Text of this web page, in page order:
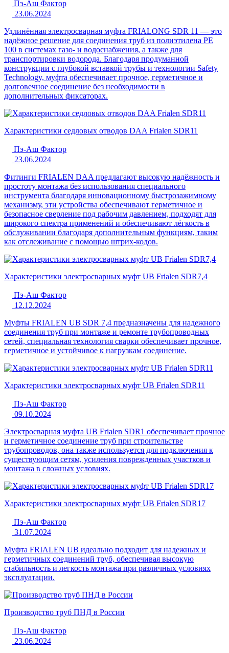
Пэ-Аш Фактор
23.06.2024
Удлинённая электросварная муфта FRIALONG SDR 11 — это
надёжное решение для соединения труб из полиэтилена PE
100 в системах газо- и водоснабжения, а также для
транспортировки водорода. Благодаря продуманной
конструкции с глубокой вставкой трубы и технологии Safety
Technology, муфта обеспечивает прочное, герметичное и
долговечное соединение без необходимости в
дополнительных фиксаторах.
Характеристики седловых отводов DAA Frialen SDR11
Пэ-Аш Фактор
23.06.2024
Фитинги FRIALEN DAA предлагают высокую надёжность и
простоту монтажа без использования специального
инструмента благодаря инновационному быстрозажимному
механизму, эти устройства обеспечивают герметичное и
безопасное сверление под рабочим давлением, подходят для
широкого спектра применений и обеспечивают лёгкость в
обслуживании благодаря дополнительным функциям, таким
как отслеживание с помощью штрих-кодов.
Характеристики электросварных муфт UB Frialen SDR7,4
Пэ-Аш Фактор
12.12.2024
Муфты FRIALEN UB SDR 7,4 предназначены для надежного
соединения труб при монтаже и ремонте трубопроводных
сетей, специальная технология сварки обеспечивает прочное,
герметичное и устойчивое к нагрузкам соединение.
Характеристики электросварных муфт UB Frialen SDR11
Пэ-Аш Фактор
09.10.2024
Электросварная муфта UB Frialen SDR1 обеспечивает прочное
и герметичное соединение труб при строительстве
трубопроводов, она также используется для подключения к
существующим сетям, усиления поврежденных участков и
монтажа в сложных условиях.
Характеристики электросварных муфт UB Frialen SDR17
Пэ-Аш Фактор
31.07.2024
Муфта FRIALEN UB идеально подходит для надежных и
герметичных соединений труб, обеспечивая высокую
стабильность и легкость монтажа при различных условиях
эксплуатации.
Производство труб ПНД в России
Пэ-Аш Фактор
23.06.2024